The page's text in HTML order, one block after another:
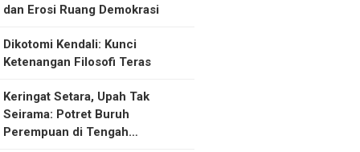
dan Erosi Ruang Demokrasi
Dikotomi Kendali: Kunci
Ketenangan Filosofi Teras
Keringat Setara, Upah Tak
Seirama: Potret Buruh
Perempuan di Tengah